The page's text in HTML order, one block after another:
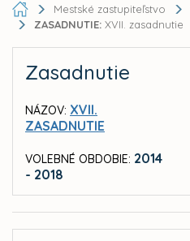
Mestské zastupiteľstvo
ZASADNUTIE: XVII. zasadnutie
Zasadnutie
NÁZOV: XVII.
ZASADNUTIE
VOLEBNÉ OBDOBIE: 2014
- 2018